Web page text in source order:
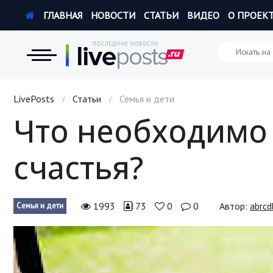
Новости
Экономика
Происшествия
Россия
Наука и техника
Политика
ГЛАВНАЯ НОВОСТИ СТАТЬИ ВИДЕО О
LivePosts / Статьи / Семья и дети
Что необходимо
счастья?
Семья и дети 1993 73 0 0 Автор: